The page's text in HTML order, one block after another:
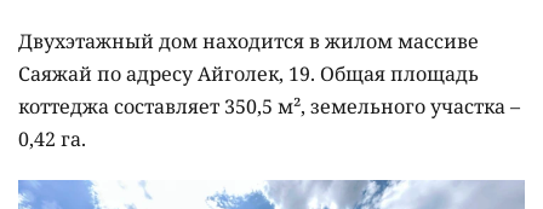
Двухэтажный дом находится в жилом массиве
Саяжай по адресу Айголек, 19. Общая площадь
коттеджа составляет 350,5 м², земельного участка –
0,42 га.